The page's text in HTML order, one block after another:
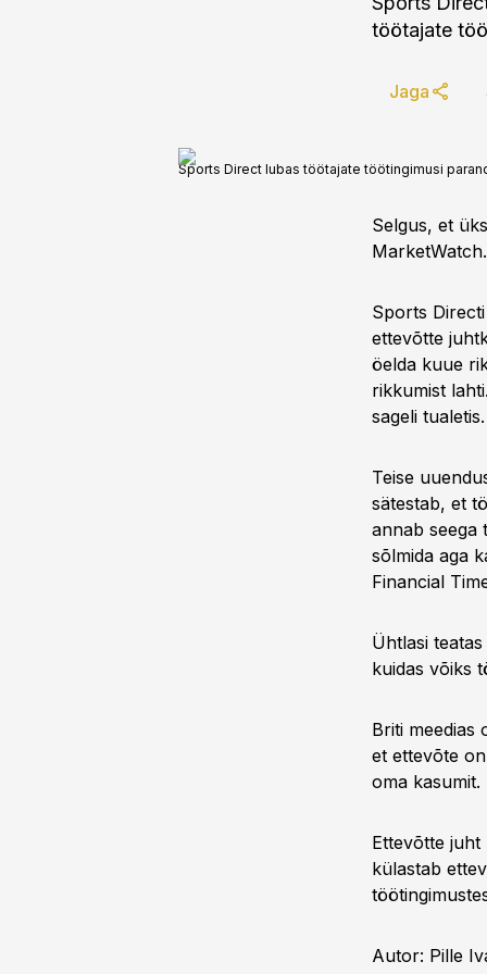
töötajate
Jaga
Sports Direct lubas töötajate töötingimusi
Selgus, et
MarketWatch.
Sports
ettevõtte
öelda kuue
rikkumist
sageli tualetis.
Teise
sätestab, et
annab seega
sõlmida aga
Financial
Ühtlasi
kuidas võiks
Briti meedias
et ettevõte
oma kasumit.
Ettevõtte
külastab
Autor: Pille